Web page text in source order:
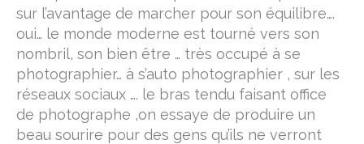
sur l’avantage de marcher pour son équilibre….
oui… le monde moderne est tourné vers son
nombril, son bien être … très occupé à se
photographier… à s’auto photographier , sur les
réseaux sociaux …. le bras tendu faisant office
de photographe ,on essaye de produire un
beau sourire pour des gens qu’ils ne verront